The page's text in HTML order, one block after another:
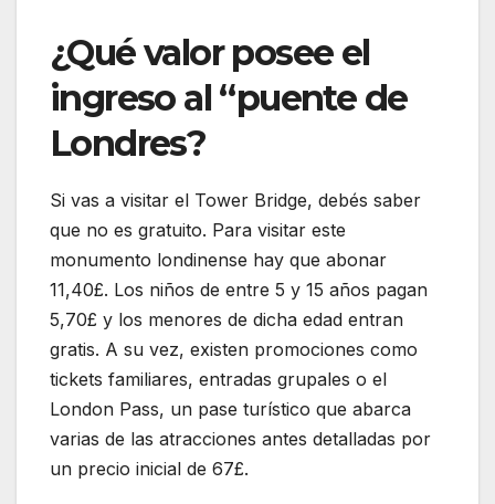
¿Qué valor posee el
ingreso al “puente de
Londres?
Si vas a visitar el Tower Bridge, debés saber
que no es gratuito. Para visitar este
monumento londinense hay que abonar
11,40£. Los niños de entre 5 y 15 años pagan
5,70£ y los menores de dicha edad entran
gratis. A su vez, existen promociones como
tickets familiares, entradas grupales o el
London Pass, un pase turístico que abarca
varias de las atracciones antes detalladas por
un precio inicial de 67£.